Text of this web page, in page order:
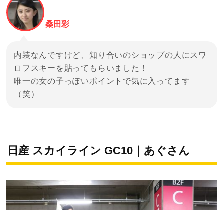
桑田彩
内装なんですけど、知り合いのショップの人にスワ
ロフスキーを貼ってもらいました！
唯一の女の子っぽいポイントで気に入ってます
（笑）
日産 スカイライン GC10｜あぐさん